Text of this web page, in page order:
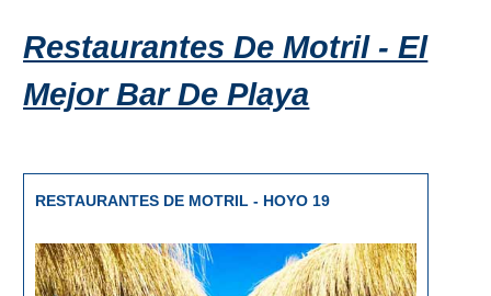
Restaurantes De Motril - El
Mejor Bar De Playa
RESTAURANTES DE MOTRIL - HOYO 19